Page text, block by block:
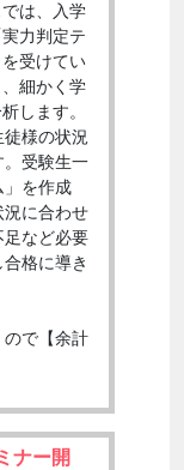
は、入学
力判定テ
を受けてい
細かく学
します。
様の状況
。受験生一
」を作成
況に合わせ
足など必要
格に導き
ので【余計
ナー開